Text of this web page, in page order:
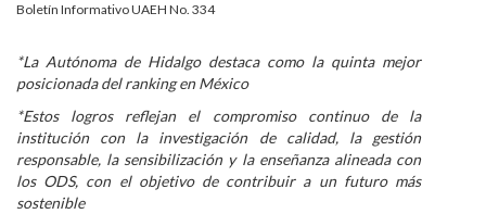
Aspirantes
Personal
Alumni
Visitantes
Boletín Informativo UAEH No. 334
*La Autónoma de Hidalgo destaca como la quinta mejor
posicionada del ranking en México
*Estos logros reflejan el compromiso continuo de la
institución con la investigación de calidad, la gestión
responsable, la sensibilización y la enseñanza alineada con
los ODS, con el objetivo de contribuir a un futuro más
sostenible